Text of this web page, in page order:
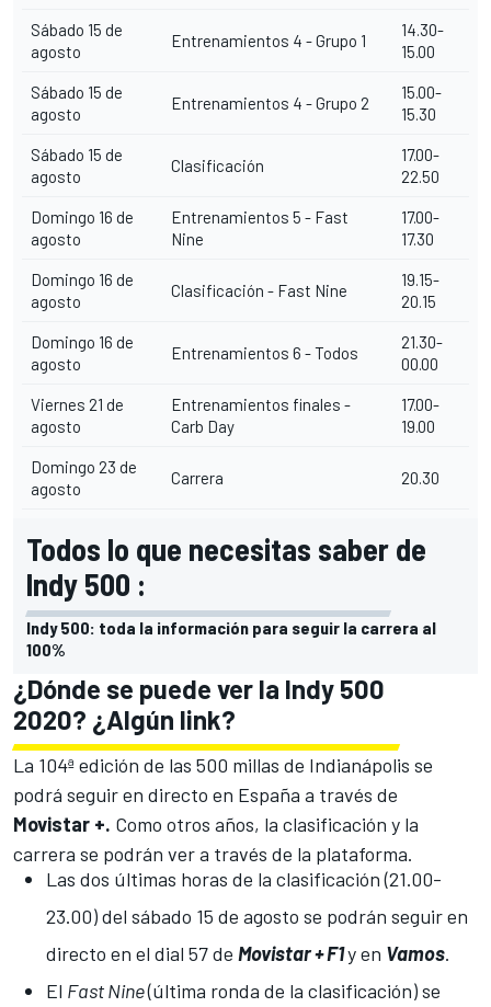
Sábado 15 de
agosto
Entrenamientos 4 - Grupo 1
14.30-
15.00
Sábado 15 de
agosto
Entrenamientos 4 - Grupo 2
15.00-
15.30
Sábado 15 de
agosto
Clasificación
17.00-
22.50
Domingo 16 de
agosto
Entrenamientos 5 - Fast
Nine
17.00-
17.30
Domingo 16 de
agosto
Clasificación - Fast Nine
19.15-
20.15
Domingo 16 de
agosto
Entrenamientos 6 - Todos
21.30-
00.00
Viernes 21 de
agosto
Entrenamientos finales -
Carb Day
17.00-
19.00
Domingo 23 de
agosto
Carrera 20.30
Todos lo que necesitas saber de
Indy 500 :
Indy 500: toda la información para seguir la carrera al
100%
¿Dónde se puede ver la Indy 500
2020? ¿Algún link?
La 104ª edición de las 500 millas de Indianápolis se
podrá seguir en directo en España a través de
Movistar +. Como otros años, la clasificación y la
carrera se podrán ver a través de la plataforma.
Las dos últimas horas de la clasificación (21.00-
23.00) del sábado 15 de agosto se podrán seguir en
directo en el dial 57 de Movistar + F1y en Vamos.
El Fast Nine(última ronda de la clasificación) se